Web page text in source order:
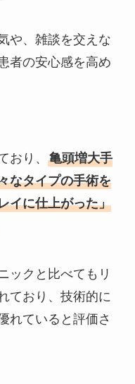
や、雑談を交えな
者の安心感を高め
おり、
亀頭増大手
なタイプの手術を
イに仕上がった」
ックと比べてもリ
ており、技術的に
れていると評価さ